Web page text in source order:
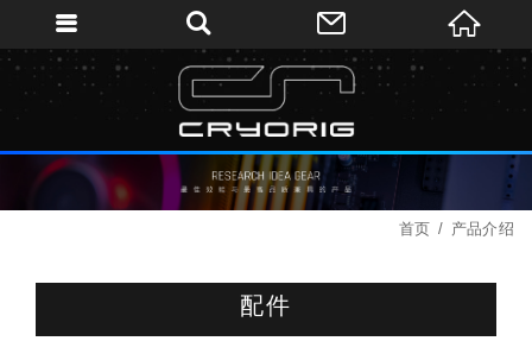
首页 产品介绍
配件